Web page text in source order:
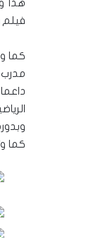
هذا
فيلم
كما
مدرب
كما